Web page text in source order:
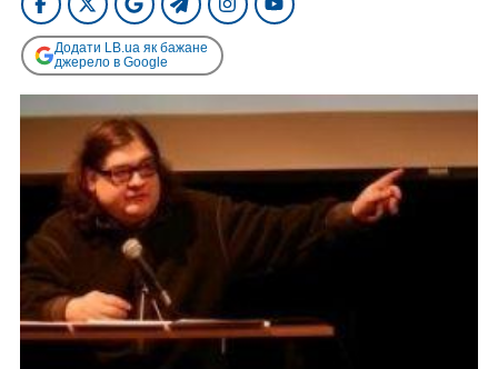
Додати LB.ua як бажане
джерело в Google